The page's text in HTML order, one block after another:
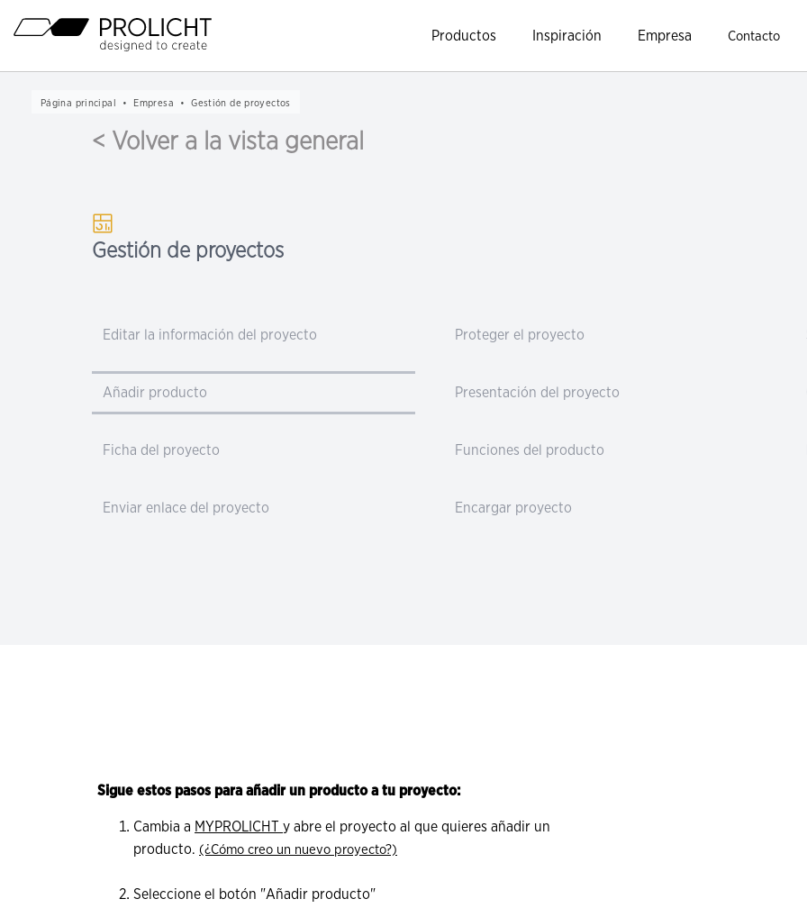
Cabecera
principal
Productos Inspiración Empresa Contacto
Breadcrumb
Página principal Empresa Gestión de proyectos
Contenido
< Volver a la vista general
Gestión de proyectos
Editar la información del proyecto
Añadir producto
Ficha del proyecto
Enviar enlace del proyecto
Proteger el proyecto
Presentación del proyecto
Funciones del producto
Encargar proyecto
Sigue estos pasos para añadir un producto a tu proyecto:
Cambia a MYPROLICHT y abre el proyecto al que quieres añadir un
producto. (¿Cómo creo un nuevo proyecto?)
Seleccione el botón "Añadir producto"